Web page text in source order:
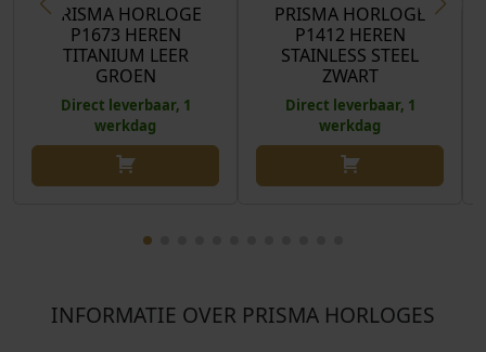
PRISMA HORLOGE
P1673 HEREN
TITANIUM LEER
GROEN
Direct leverbaar, 1
werkdag
PRISMA HORLOGE
P1412 HEREN
STAINLESS STEEL
ZWART
Direct leverbaar, 1
werkdag
INFORMATIE OVER PRISMA HORLOGES